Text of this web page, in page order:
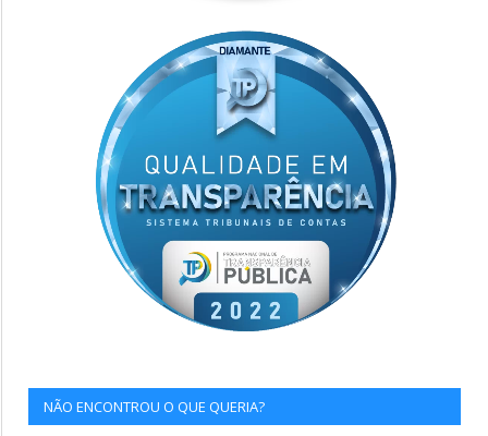
NÃO ENCONTROU O QUE QUERIA?